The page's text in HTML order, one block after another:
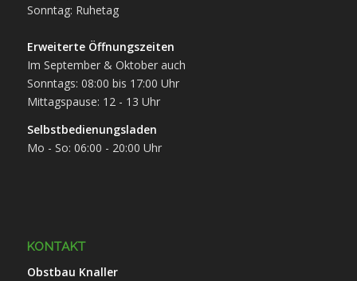
Sonntag: Ruhetag
Erweiterte Öffnungszeiten
Im September & Oktober auch
Sonntags: 08:00 bis 17:00 Uhr
Mittagspause: 12 - 13 Uhr
Selbstbedienungsladen
Mo - So: 06:00 - 20:00 Uhr
KONTAKT
Obstbau Knaller